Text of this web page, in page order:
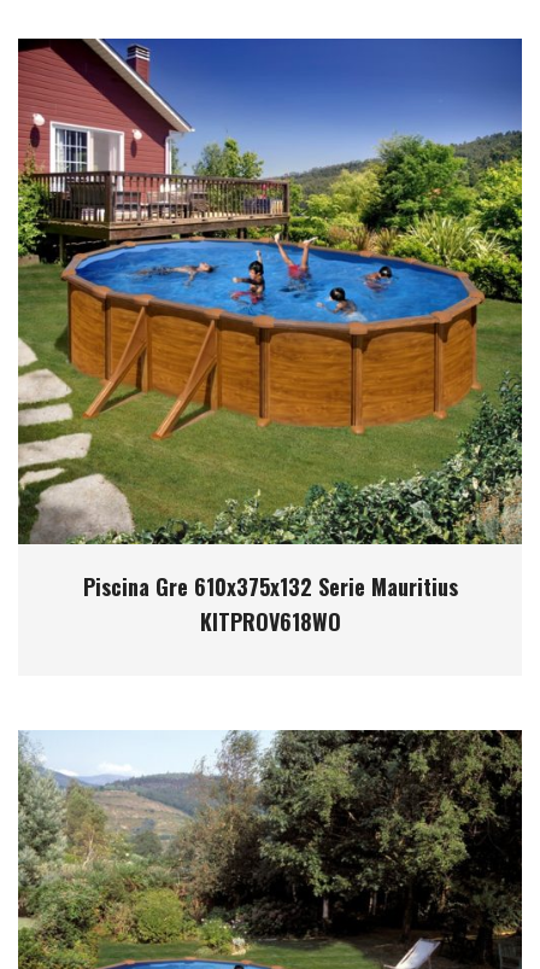
Piscina Gre 610x375x132 Serie Mauritius
KITPROV618WO